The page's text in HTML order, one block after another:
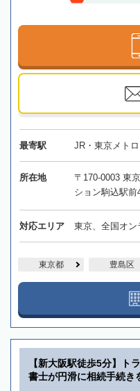
最寄駅 JR・東京メト
所在地
〒170-0003 東
ション駒込駅前
対応エリア 東京、全国オン
東京都 豊島区
【新大阪駅徒歩5分】ト
書士が円滑に相続手続き